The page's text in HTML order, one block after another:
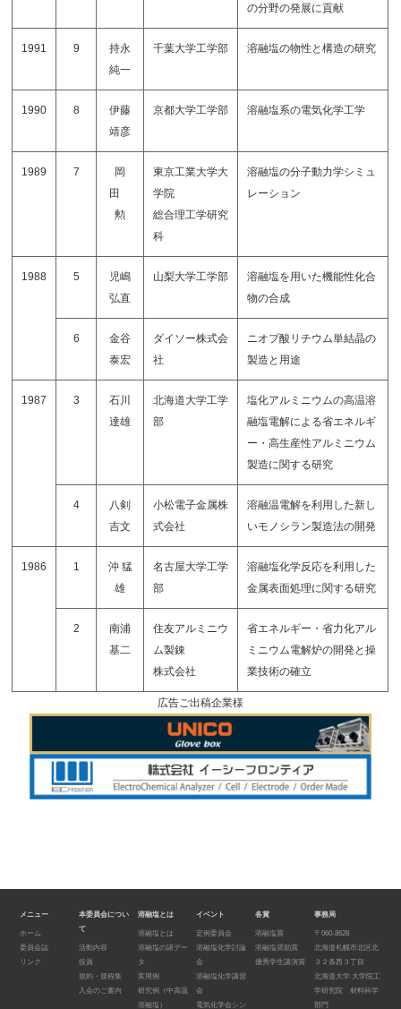
の分野の発展に貢献
1991 9
持永
純一
千葉大学工学部 溶融塩の物性と構造の研究
1990 8
伊藤
靖彦
京都大学工学部 溶融塩系の電気化学工学
1989 7
岡
田
勲
東京工業大学大
学院
総合理工学研究
科
溶融塩の分子動力学シミュ
レーション
1988 5
児嶋
弘直
山梨大学工学部
溶融塩を用いた機能性化合
物の合成
6
金谷
泰宏
ダイソー株式会
社
ニオプ酸リチウム単結晶の
製造と用途
1987 3
石川
達雄
北海道大学工学
部
塩化アルミニウムの高温溶
融塩電解による省エネルギ
ー・高生産性アルミニウム
製造に関する研究
4
八剣
吉文
小松電子金属株
式会社
溶融温電解を利用した新し
いモノシラン製造法の開発
1986 1
沖 猛
雄
名古屋大学工学
部
溶融塩化学反応を利用した
金属表面処理に関する研究
2
南浦
基二
住友アルミニウ
ム製錬
株式会社
省エネルギー・省力化アル
ミニウム電解炉の開発と操
業技術の確立
広告ご出稿企業様
メニュー
ホーム
委員会誌
リンク
本委員会につい
て
活動内容
役員
規約・規程集
入会のご案内
溶融塩とは
溶融塩とは
溶融塩の諸デー
タ
実用例
研究例（中高温
溶融塩）
イベント
定例委員会
溶融塩化学討論
会
溶融塩化学講習
会
電気化学会シン
各賞
溶融塩賞
溶融塩奨励賞
優秀学生講演賞
事務局
〒060-8628
北海道札幌市北区北
３２条西３丁目
北海道大学 大学院工
学研究院 材料科学
部門